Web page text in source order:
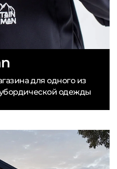
для одного из
одежды